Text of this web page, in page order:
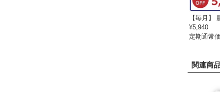
【毎月】
¥5,940
定期通常
関連商